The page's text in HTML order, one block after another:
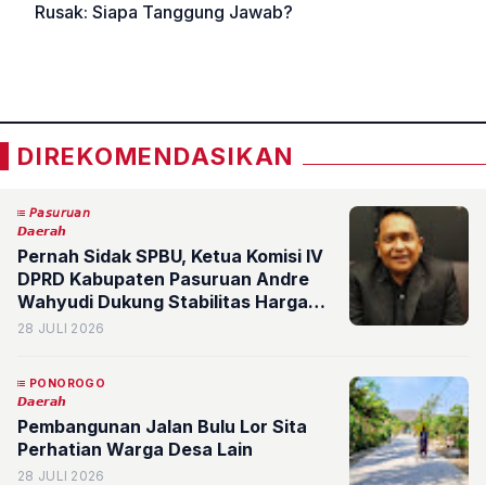
Rusak: Siapa Tanggung Jawab?
DIREKOMENDASIKAN
𝘗𝘢𝘴𝘶𝘳𝘶𝘢𝘯
𝘿𝙖𝙚𝙧𝙖𝙝
Pernah Sidak SPBU, Ketua Komisi IV
DPRD Kabupaten Pasuruan Andre
Wahyudi Dukung Stabilitas Harga
BBM
28 JULI 2026
PONOROGO
𝘿𝙖𝙚𝙧𝙖𝙝
Pembangunan Jalan Bulu Lor Sita
Perhatian Warga Desa Lain
28 JULI 2026